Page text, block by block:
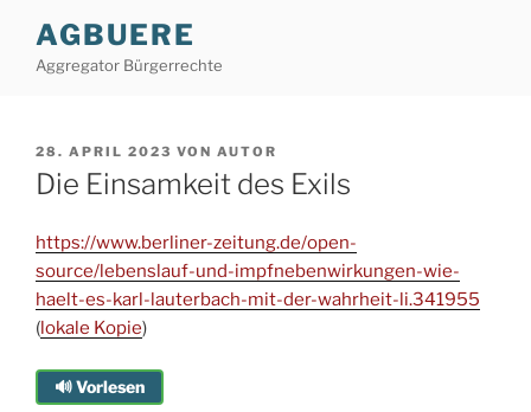
Inhalt
springen
AGBUERE
Aggregator Bürgerrechte
VERÖFFENTLICHT
AM
28. APRIL 2023 VON AUTOR
Die Einsamkeit des Exils
https://www.berliner-zeitung.de/open-
source/lebenslauf-und-impfnebenwirkungen-wie-
haelt-es-karl-lauterbach-mit-der-wahrheit-li.341955
(lokale Kopie)
🔊 Vorlesen